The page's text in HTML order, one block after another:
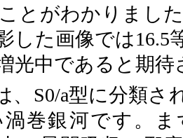
とがわかりまし
した画像では16.5
光中であると期待
、S0/a型に分類
渦巻銀河です。